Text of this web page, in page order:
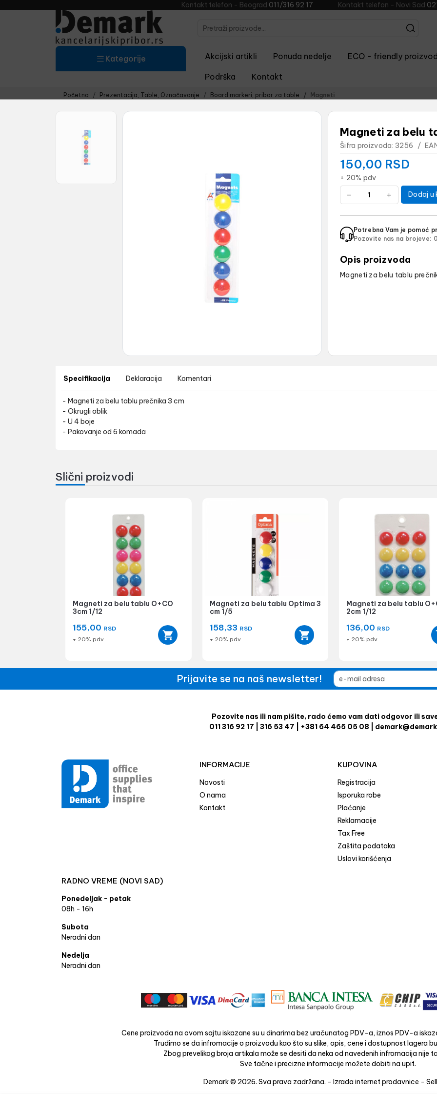
Kontakt telefon - Beograd 011/316 92 17 Kontakt telefon - Novi Sad
Kategorije Akcijski artikli Ponuda nedelje ECO - friendly
Podrška Kontakt
Početna Prezentacija, Table, Označavanje Board markeri, pribor za table Magneti
Magneti za belu
Šifra proizvoda: 3256 /
150,00 RSD
+ 20% pdv
Dodaj u
Potrebna Vam je pomoć
Pozovite nas na brojeve:
Opis proizvoda
Magneti za belu tablu
Specifikacija Deklaracija Komentari
- Magneti za belu tablu prečnika 3 cm
- Okrugli oblik
- U 4 boje
- Pakovanje od 6 komada
Slični proizvodi
Magneti za belu tablu O+CO
3cm 1/12
155,00 RSD
+ 20% pdv
Magneti za belu tablu Optima 3
cm 1/5
158,33 RSD
+ 20% pdv
Magneti za belu tablu
2cm 1/12
136,00 RSD
+ 20% pdv
Prijavite se na naš newsletter!
Pozovite nas ili nam pišite, rado ćemo vam dati odgovor ili
011 316 92 17 | 316 53 47 | +381 64 465 05 08 |
INFORMACIJE
Novosti
O nama
Kontakt
KUPOVINA
Registracija
Isporuka robe
Plaćanje
Reklamacije
Tax Free
Zaštita podataka
Uslovi korišćenja
RADNO VREME (NOVI SAD)
Ponedeljak - petak
08h - 16h
Subota
Neradni dan
Nedelja
Neradni dan
Cene proizvoda na ovom sajtu iskazane su u dinarima bez uračunatog PDV-a, iznos PDV-a
Trudimo se da infromacije o proizvodu kao što su slike, opis, cene i dostupnost lagera
Zbog prevelikog broja artikala može se desiti da neka od navedenih infromacija nije
Sve tačne i precizne informacije možete dobiti na upit.
Demark © 2026. Sva prava zadržana. - Izrada internet prodavnice -